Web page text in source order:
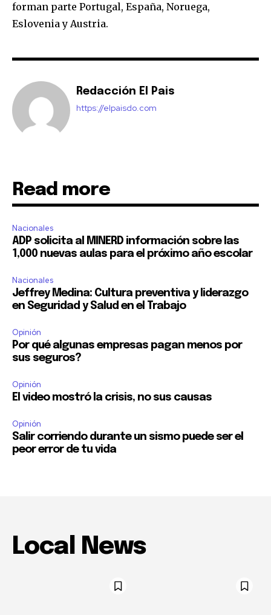
forman parte Portugal, España, Noruega,
Eslovenia y Austria.
Redacción El Pais
https://elpaisdo.com
Read more
Nacionales
ADP solicita al MINERD información sobre las
1,000 nuevas aulas para el próximo año escolar
Nacionales
Jeffrey Medina: Cultura preventiva y liderazgo
en Seguridad y Salud en el Trabajo
Opinión
Por qué algunas empresas pagan menos por
sus seguros?
Opinión
El video mostró la crisis, no sus causas
Opinión
Salir corriendo durante un sismo puede ser el
peor error de tu vida
Local News